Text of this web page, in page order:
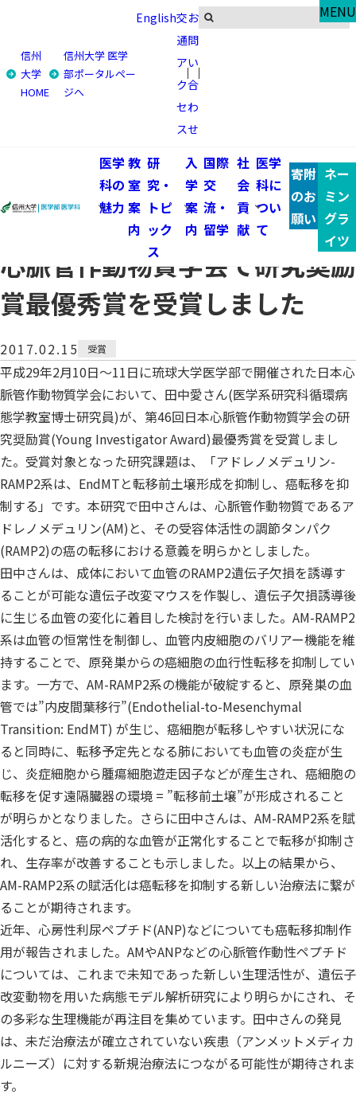
信州
大学
HOME
信州大学 医学
部ポータルペー
ジへ
English交
通
ア
ク
セ
ス
お
問
い
合
わ
せ
医学
科の
魅力
教
室
案
内
研
究・
トピ
ック
ス
入
学
案
内
国際
交
流・
留学
社
会
貢
献
医学
科に
つい
て
寄附
のお
願い
ネー
ミン
グラ
イツ
Research & Topics
研究・トピックス
トップ
研究・トピックス
医学系研究科循環病態学教室の田中愛研究員が、第46回日
本心脈管作動物質学会で研究奨励賞最優秀賞を受賞しまし
医学系研究科循環病態学教室の
田中愛研究員が、第46回日本
心脈管作動物質学会で研究奨励
賞最優秀賞を受賞しました
2017.02.15 受賞
平成29年2月10日～11日に琉球大学医学部で開催された日本心
脈管作動物質学会において、田中愛さん(医学系研究科循環病
態学教室博士研究員)が、第46回日本心脈管作動物質学会の研
究奨励賞(Young Investigator Award)最優秀賞を受賞しまし
た。受賞対象となった研究課題は、「アドレノメデュリン-
RAMP2系は、EndMTと転移前土壌形成を抑制し、癌転移を抑
制する」です。本研究で田中さんは、心脈管作動物質であるア
ドレノメデュリン(AM)と、その受容体活性の調節タンパク
(RAMP2)の癌の転移における意義を明らかとしました。
田中さんは、成体において血管のRAMP2遺伝子欠損を誘導す
ることが可能な遺伝子改変マウスを作製し、遺伝子欠損誘導後
に生じる血管の変化に着目した検討を行いました。AM-RAMP2
系は血管の恒常性を制御し、血管内皮細胞のバリアー機能を維
持することで、原発巣からの癌細胞の血行性転移を抑制してい
ます。一方で、AM-RAMP2系の機能が破綻すると、原発巣の血
管では”内皮間葉移行”(Endothelial-to-Mesenchymal
Transition: EndMT) が生じ、癌細胞が転移しやすい状況にな
ると同時に、転移予定先となる肺においても血管の炎症が生
じ、炎症細胞から腫瘍細胞遊走因子などが産生され、癌細胞の
転移を促す遠隔臓器の環境 = ”転移前土壌”が形成されること
が明らかとなりました。さらに田中さんは、AM-RAMP2系を賦
活化すると、癌の病的な血管が正常化することで転移が抑制さ
れ、生存率が改善することも示しました。以上の結果から、
AM-RAMP2系の賦活化は癌転移を抑制する新しい治療法に繋が
ることが期待されます。
近年、心房性利尿ペプチド(ANP)などについても癌転移抑制作
用が報告されました。AMやANPなどの心脈管作動性ペプチド
については、これまで未知であった新しい生理活性が、遺伝子
改変動物を用いた病態モデル解析研究により明らかにされ、そ
の多彩な生理機能が再注目を集めています。田中さんの発見
は、未だ治療法が確立されていない疾患（アンメットメディカ
ルニーズ）に対する新規治療法につながる可能性が期待されま
す。
MENU